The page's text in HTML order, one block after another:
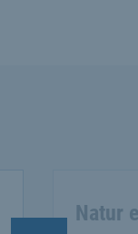
Natur